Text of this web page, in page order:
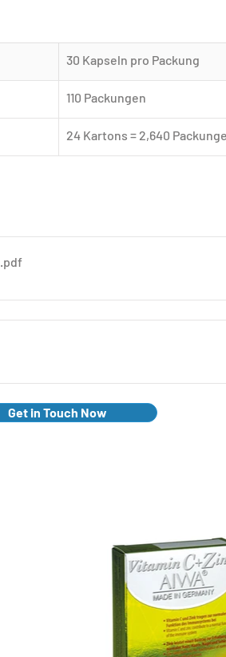
30 Kapseln pro Packung
110 Packungen
24 Kartons = 2,640
.pdf
Get in Touch Now